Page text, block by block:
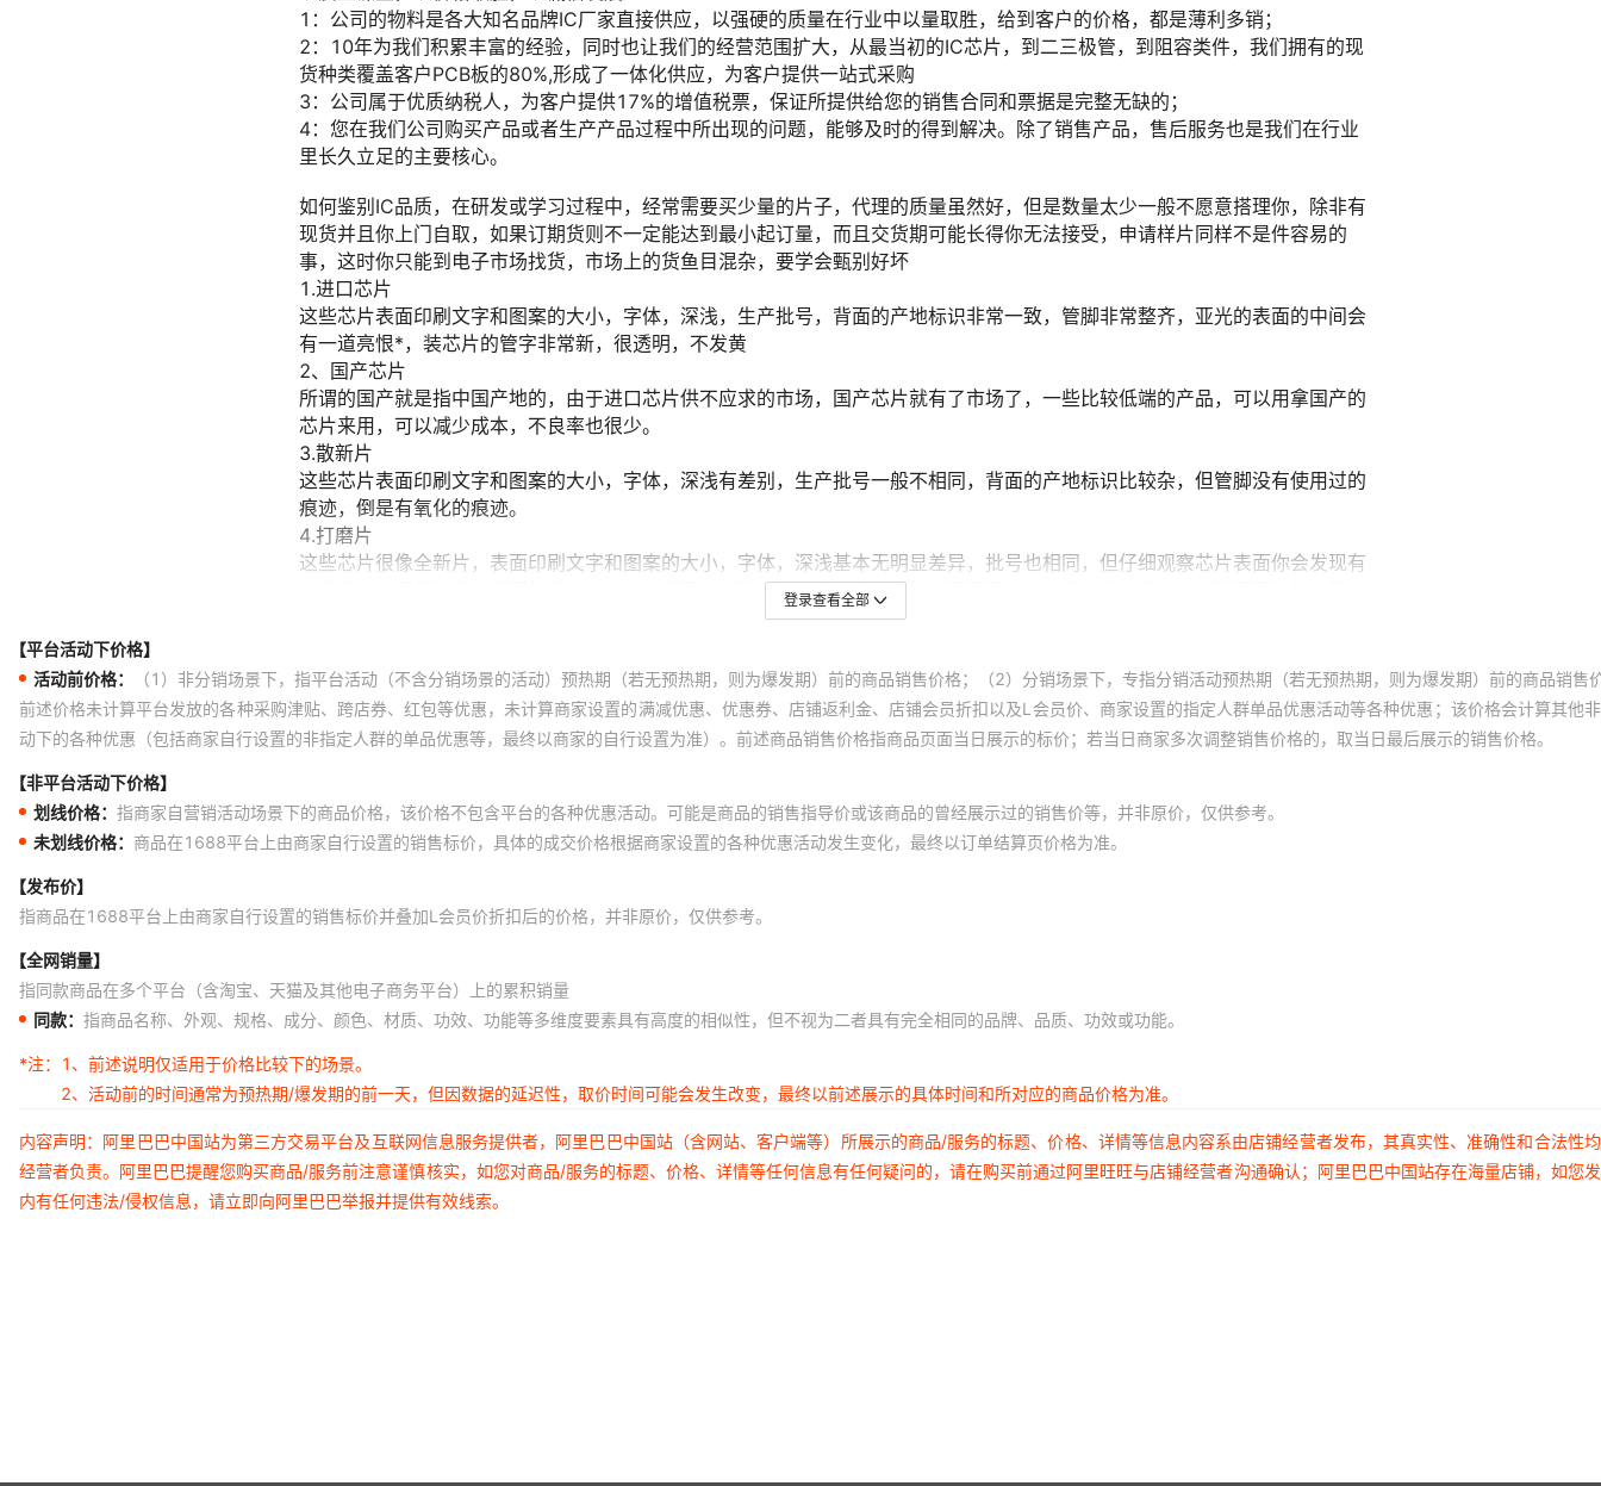
登录查看全部
【平台活动下价格】
活动前价格：
（1）非分销场景下，指平台活动（不含分销场景的活动）预热期（若无预热期，则为爆发期）前的商品销售价格；（2）分销场景下，专指分销活动预热期（若无预热期，则为爆发期）前的商品销售
前述价格未计算平台发放的各种采购津贴、跨店券、红包等优惠，未计算商家设置的满减优惠、优惠券、店铺返利金、店铺会员折扣以及L会员价、商家设置的指定人群单品优惠活动等各种优惠；该价格会计算其他
动下的各种优惠（包括商家自行设置的非指定人群的单品优惠等，最终以商家的自行设置为准）。前述商品销售价格指商品页面当日展示的标价；若当日商家多次调整销售价格的，取当日最后展示的销售价格。
【非平台活动下价格】
划线价格： 指商家自营销活动场景下的商品价格，该价格不包含平台的各种优惠活动。可能是商品的销售指导价或该商品的曾经展示过的销售价等，并非原价，仅供参考。
未划线价格： 商品在1688平台上由商家自行设置的销售标价，具体的成交价格根据商家设置的各种优惠活动发生变化，最终以订单结算页价格为准。
【发布价】
指商品在1688平台上由商家自行设置的销售标价并叠加L会员价折扣后的价格，并非原价，仅供参考。
【全网销量】
指同款商品在多个平台（含淘宝、天猫及其他电子商务平台）上的累积销量
同款： 指商品名称、外观、规格、成分、颜色、材质、功效、功能等多维度要素具有高度的相似性，但不视为二者具有完全相同的品牌、品质、功效或功能。
*注：
1、前述说明仅适用于价格比较下的场景。
2、活动前的时间通常为预热期/爆发期的前一天，但因数据的延迟性，取价时间可能会发生改变，最终以前述展示的具体时间和所对应的商品价格为准。
内容声明：阿里巴巴中国站为第三方交易平台及互联网信息服务提供者，阿里巴巴中国站（含网站、客户端等）所展示的商品/服务的标题、价格、详情等信息内容系由店铺经营者发布，其真实性、准确性和合法性
经营者负责。阿里巴巴提醒您购买商品/服务前注意谨慎核实，如您对商品/服务的标题、价格、详情等任何信息有任何疑问的，请在购买前通过阿里旺旺与店铺经营者沟通确认；阿里巴巴中国站存在海量店铺，如您
内有任何违法/侵权信息，请立即向阿里巴巴举报并提供有效线索。